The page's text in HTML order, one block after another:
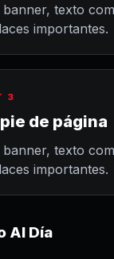
texto
importantes.
3
de página
texto
importantes.
Al Día